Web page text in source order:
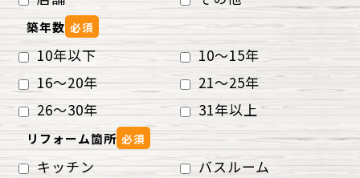
築年数 必須
10年以下
10～15年
16～20年
21～25年
26～30年
31年以上
リフォーム箇所 必須
キッチン
バスルーム